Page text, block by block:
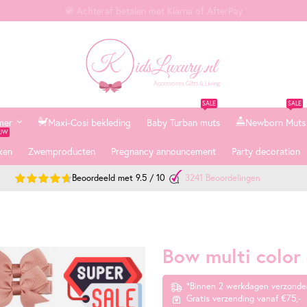
Achteraf betalen met Klarna of AfterPay
Maxi-Cosi bekleding Baby Turban muts
SALE
Newborn Muts
SALE
Zwemproducten Pregnancy announcement Party decoration
Beoordeeld met 9.5/10 3241 Beoordelingen
Bow multi color
*Binnen 2 werkdagen
Gratis verzending vanaf €75,-